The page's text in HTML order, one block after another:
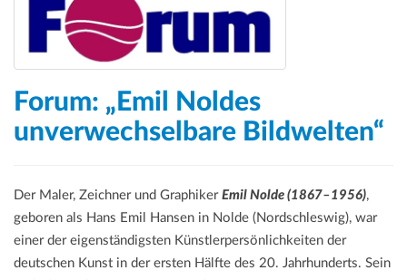
Forum: „Emil Noldes
unverwechselbare Bildwelten“
Der Maler, Zeichner und Graphiker Emil Nolde (1867–1956),
geboren als Hans Emil Hansen in Nolde (Nordschleswig), war
einer der eigenständigsten Künstlerpersönlichkeiten der
deutschen Kunst in der ersten Hälfte des 20. Jahrhunderts. Sein